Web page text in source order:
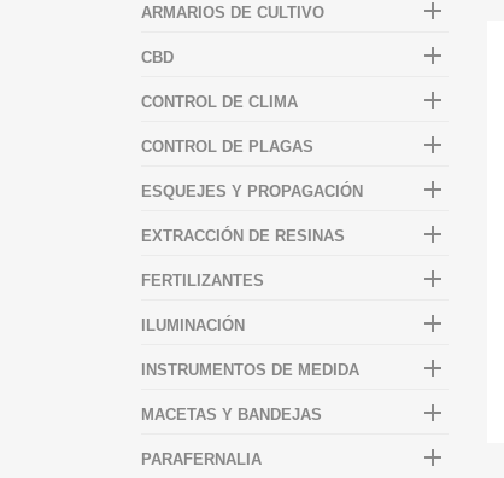
ARMARIOS DE CULTIVO 
CBD 
CONTROL DE CLIMA 
CONTROL DE PLAGAS 
ESQUEJES Y PROPAGACIÓN 
EXTRACCIÓN DE RESINAS 
FERTILIZANTES 
ILUMINACIÓN 
INSTRUMENTOS DE MEDIDA 
MACETAS Y BANDEJAS 
PARAFERNALIA 